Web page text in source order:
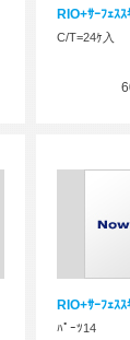
RIO+ｻｰﾌｪｽ
C/T=24ｹ入
RIO+ｻｰﾌｪｽｽ
ﾊﾟｰﾂ14